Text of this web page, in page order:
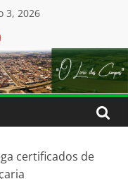
3, 2026
certificados de